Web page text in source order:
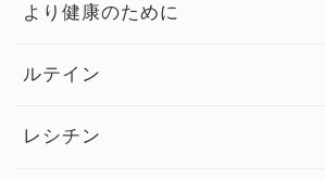
より健康のために
より健康のために トップ
ルテイン
レシチン